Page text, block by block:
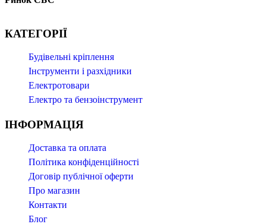
КАТЕГОРІЇ
Будівельні кріплення
Інструменти і разхідники
Електротовари
Електро та бензоінструмент
ІНФОРМАЦІЯ
Доставка та оплата
Політика конфіденційності
Договір публічної оферти
Про магазин
Контакти
Блог